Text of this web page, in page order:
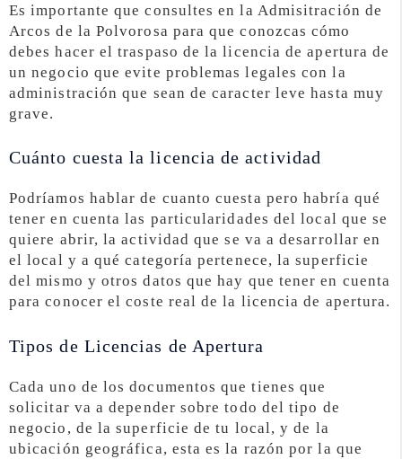
Es importante que consultes en la Admisitración de
Arcos de la Polvorosa para que conozcas cómo
debes hacer el traspaso de la licencia de apertura de
un negocio que evite problemas legales con la
administración que sean de caracter leve hasta muy
grave.
Cuánto cuesta la licencia de actividad
Podríamos hablar de cuanto cuesta pero habría qué
tener en cuenta las particularidades del local que se
quiere abrir, la actividad que se va a desarrollar en
el local y a qué categoría pertenece, la superficie
del mismo y otros datos que hay que tener en cuenta
para conocer el coste real de la licencia de apertura.
Tipos de Licencias de Apertura
Cada uno de los documentos que tienes que
solicitar va a depender sobre todo del tipo de
negocio, de la superficie de tu local, y de la
ubicación geográfica, esta es la razón por la que